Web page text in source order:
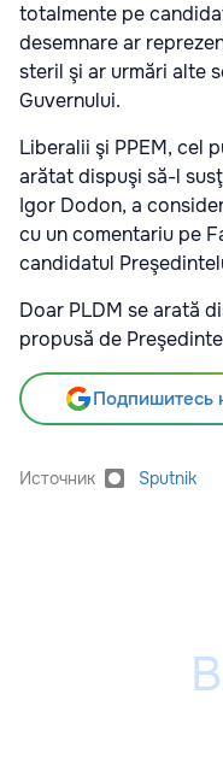
totalmente pe
desemnare ar
steril şi ar urmări alte
Guvernului.
Liberalii şi PPEM, cel
arătat dispuşi să-l
Igor Dodon, a
cu un comentariu pe
candidatul
Doar PLDM se arată
propusă de
Подпишитесь
Источник Sputnik